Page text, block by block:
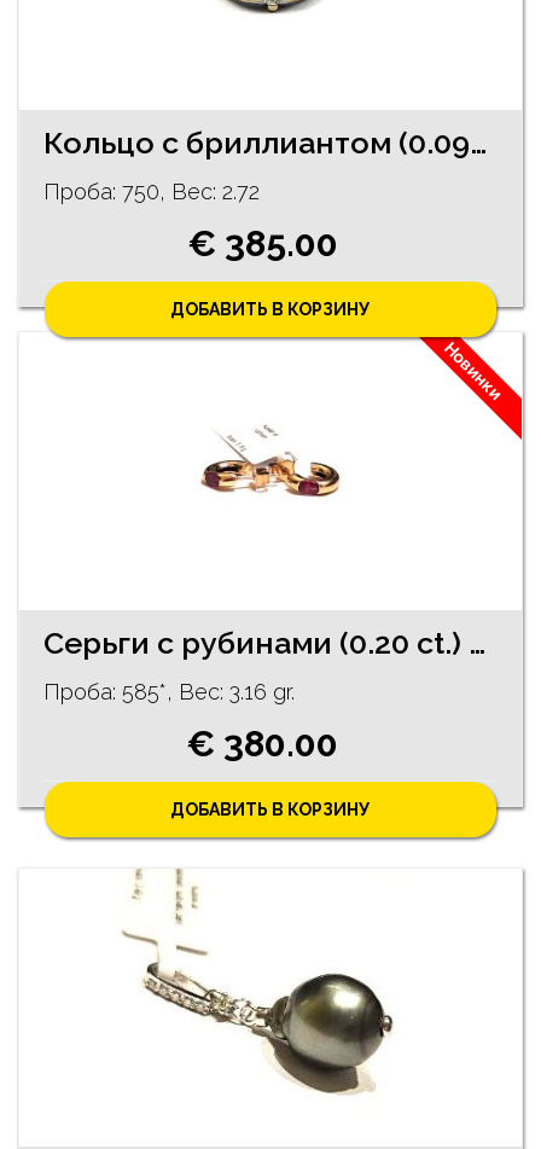
Кольцо с бриллиантом (0.09ct) 1073h3-4551
Проба: 750, Bес: 2.72
€ 385.00
ДОБАВИТЬ В КОРЗИНУ
Новинки
Серьги с рубинами (0.20 ct.) 1002-3063
Проба: 585*, Bес: 3.16 gr.
€ 380.00
ДОБАВИТЬ В КОРЗИНУ